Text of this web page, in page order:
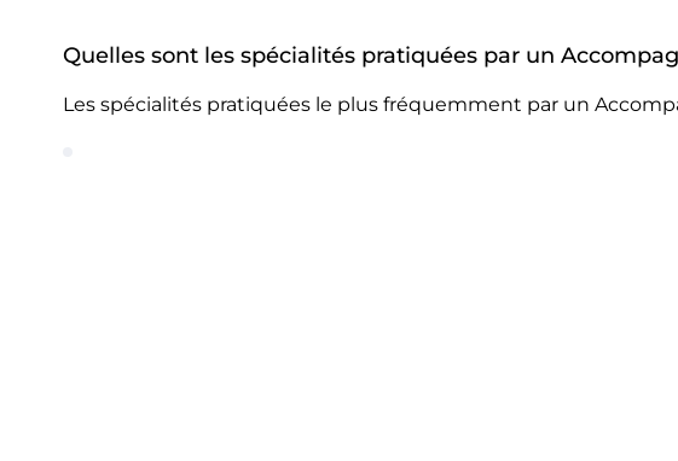
Quelles sont les spécialités pratiquées par un
Les spécialités pratiquées le plus fréquemment par un